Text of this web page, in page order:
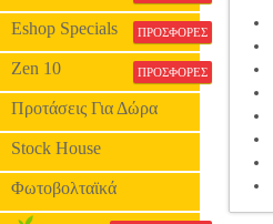
Eshop Specials ΠΡΟΣΦΟΡΕΣ
Zen 10 ΠΡΟΣΦΟΡΕΣ
Προτάσεις Για Δώρα
Stock House
Φωτοβολταϊκά